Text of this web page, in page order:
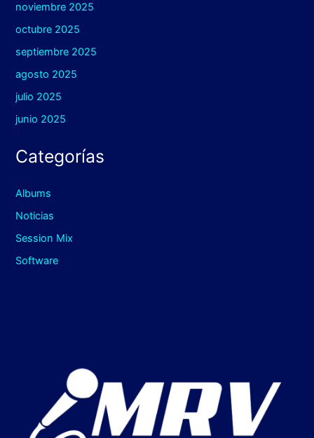
noviembre 2025
octubre 2025
septiembre 2025
agosto 2025
julio 2025
junio 2025
Categorías
Albums
Noticias
Session Mix
Software